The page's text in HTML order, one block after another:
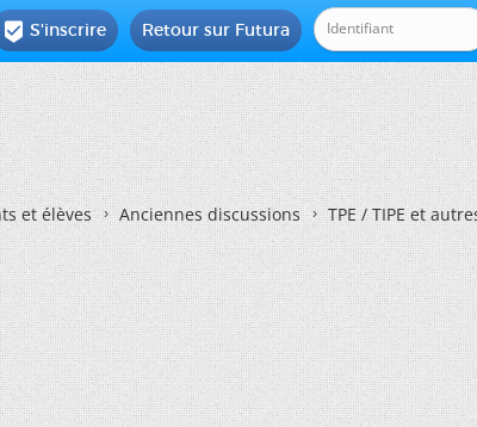
Retour sur Futura
 S'inscrire
et élèves Anciennes discussions TPE / TIPE et